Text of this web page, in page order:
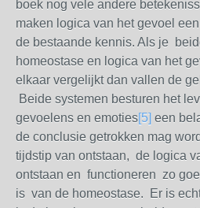
boek nog vele andere
maken logica van het gevoel
de bestaande kennis. Als je
homeostase en logica van het
elkaar vergelijkt dan vallen de
Beide systemen besturen het
gevoelens en emoties[5] een
de conclusie getrokken mag
tijdstip van ontstaan, de logica
ontstaan en functioneren zo
is van de homeostase. Er is